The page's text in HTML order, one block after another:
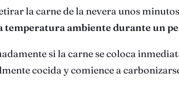
la carne de la nevera unos
temperatura ambiente durante un
si la carne se coloca
cocida y comience a